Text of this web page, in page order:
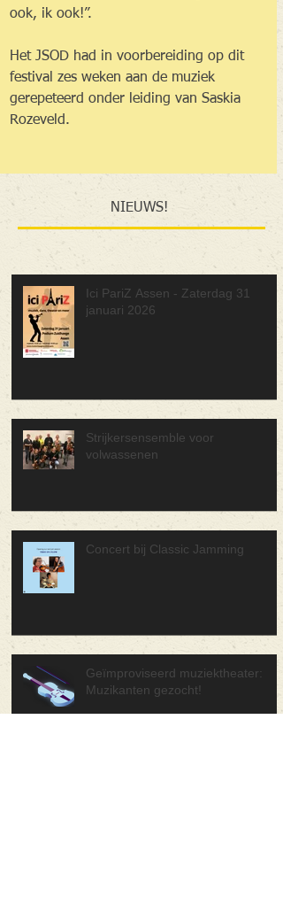
ook, ik ook!”.
Het JSOD had in voorbereiding op dit
festival zes weken aan de muziek
gerepeteerd onder leiding van Saskia
Rozeveld.
NIEUWS!
Ici PariZ Assen - Zaterdag 31
januari 2026
Strijkersensemble voor
volwassenen
Concert bij Classic Jamming
Geïmproviseerd muziektheater:
Muzikanten gezocht!